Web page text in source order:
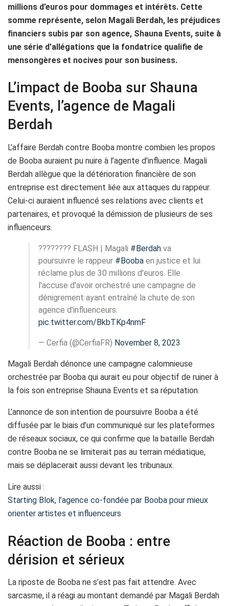
millions d’euros pour dommages et intérêts. Cette
somme représente, selon Magali Berdah, les préjudices
financiers subis par son agence, Shauna Events, suite à
une série d’allégations que la fondatrice qualifie de
mensongères et nocives pour son business.
L’impact de Booba sur Shauna
Events, l’agence de Magali
Berdah
L’affaire Berdah contre Booba montre combien les propos
de Booba auraient pu nuire à l’agente d’influence. Magali
Berdah allègue que la détérioration financière de son
entreprise est directement liée aux attaques du rappeur.
Celui-ci auraient influencé ses relations avec clients et
partenaires, et provoqué la démission de plusieurs de ses
influenceurs.
???????? FLASH | Magali #Berdah va
poursuivre le rappeur #Booba en justice et lui
réclame plus de 30 millions d'euros. Elle
l'accuse d'avoir orchestré une campagne de
dénigrement ayant entraîné la chute de son
agence d'influenceurs.
pic.twitter.com/BkbTKp4nmF
— Cerfia (@CerfiaFR) November 8, 2023
Magali Berdah dénonce une campagne calomnieuse
orchestrée par Booba qui aurait eu pour objectif de ruiner à
la fois son entreprise Shauna Events et sa réputation.
L’annonce de son intention de poursuivre Booba a été
diffusée par le biais d’un communiqué sur les plateformes
de réseaux sociaux, ce qui confirme que la bataille Berdah
contre Booba ne se limiterait pas au terrain médiatique,
mais se déplacerait aussi devant les tribunaux.
Lire aussi :
Starting Blok, l’agence co-fondée par Booba pour mieux
orienter artistes et influenceurs
Réaction de Booba : entre
dérision et sérieux
La riposte de Booba ne s’est pas fait attendre. Avec
sarcasme, il a réagi au montant demandé par Magali Berdah